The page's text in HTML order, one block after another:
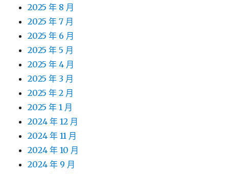
2025 年 8 月
2025 年 7 月
2025 年 6 月
2025 年 5 月
2025 年 4 月
2025 年 3 月
2025 年 2 月
2025 年 1 月
2024 年 12 月
2024 年 11 月
2024 年 10 月
2024 年 9 月